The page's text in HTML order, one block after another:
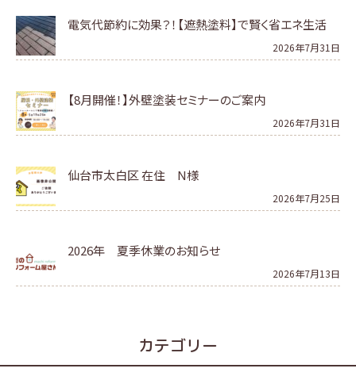
電気代節約に効果？！【遮熱塗料】で賢く省エネ生活
2026年7月31日
【8月開催！】外壁塗装セミナーのご案内
2026年7月31日
仙台市太白区 在住 N様
2026年7月25日
2026年 夏季休業のお知らせ
2026年7月13日
カテゴリー